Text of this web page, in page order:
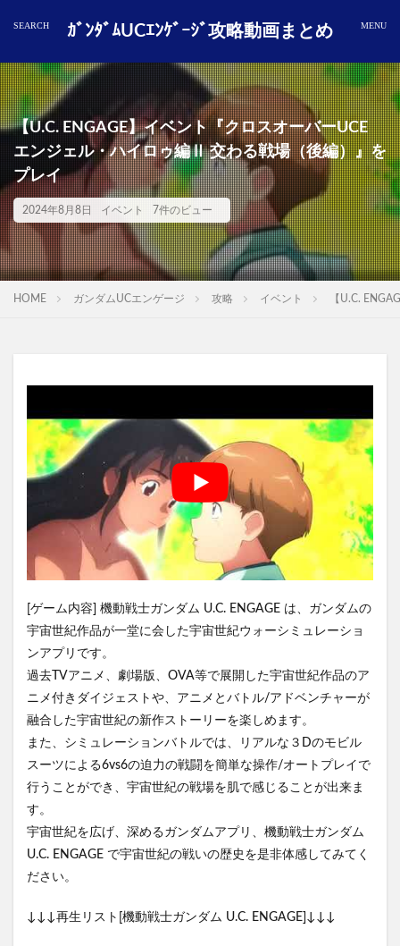
ｶﾞﾝﾀﾞﾑUCｴﾝｹﾞｰｼﾞ攻略動画まとめ
【U.C. ENGAGE】イベント『クロスオーバーUCE
エンジェル・ハイロゥ編Ⅱ 交わる戦場（後編）』を
プレイ
2024年8月8日 イベント 7件のビュー
HOME ガンダムUCエンゲージ 攻略 イベント 【U.C.
[ゲーム内容] 機動戦士ガンダム U.C. ENGAGE は、ガンダムの
宇宙世紀作品が一堂に会した宇宙世紀ウォーシミュレーショ
ンアプリです。
過去TVアニメ、劇場版、OVA等で展開した宇宙世紀作品のア
ニメ付きダイジェストや、アニメとバトル/アドベンチャーが
融合した宇宙世紀の新作ストーリーを楽しめます。
また、シミュレーションバトルでは、リアルな３Dのモビル
スーツによる6vs6の迫力の戦闘を簡単な操作/オートプレイで
行うことができ、宇宙世紀の戦場を肌で感じることが出来ま
す。
宇宙世紀を広げ、深めるガンダムアプリ、機動戦士ガンダム
U.C. ENGAGE で宇宙世紀の戦いの歴史を是非体感してみてく
ださい。
↓↓↓再生リスト[機動戦士ガンダム U.C. ENGAGE]↓↓↓